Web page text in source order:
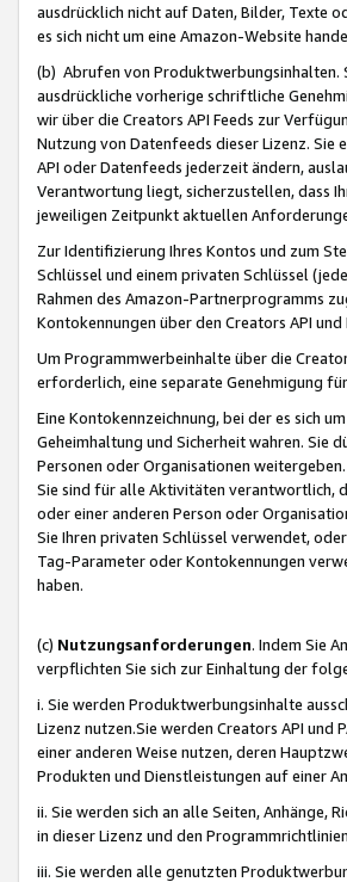
ausdrücklich nicht auf Daten, Bilder, Texte
es sich nicht um eine Amazon-Website
(b) Abrufen von Produktwerbungsinhalten.
ausdrückliche vorherige schriftliche
wir über die Creators API Feeds zur
Nutzung von Datenfeeds dieser Lizenz. Sie
API oder Datenfeeds jederzeit ändern,
Verantwortung liegt, sicherzustellen, dass
jeweiligen Zeitpunkt aktuellen
Zur Identifizierung Ihres Kontos und zum
Schlüssel und einem privaten Schlüssel
Rahmen des Amazon-Partnerprogramms
Kontokennungen über den Creators API
Um Programmwerbeinhalte über die
erforderlich, eine separate Genehmigung
Eine Kontokennzeichnung, bei der es sich
Geheimhaltung und Sicherheit wahren. Sie
Personen oder Organisationen
Sie sind für alle Aktivitäten verantwortlich,
oder einer anderen Person oder
Sie Ihren privaten Schlüssel verwendet,
Tag-Parameter oder Kontokennungen
haben.
(c) Nutzungsanforderungen. Indem Sie
verpflichten Sie sich zur Einhaltung der
i. Sie werden Produktwerbungsinhalte
Lizenz nutzen.Sie werden Creators API
einer anderen Weise nutzen, deren
Produkten und Dienstleistungen auf einer
ii. Sie werden sich an alle Seiten, Anhänge,
in dieser Lizenz und den
iii. Sie werden alle genutzten